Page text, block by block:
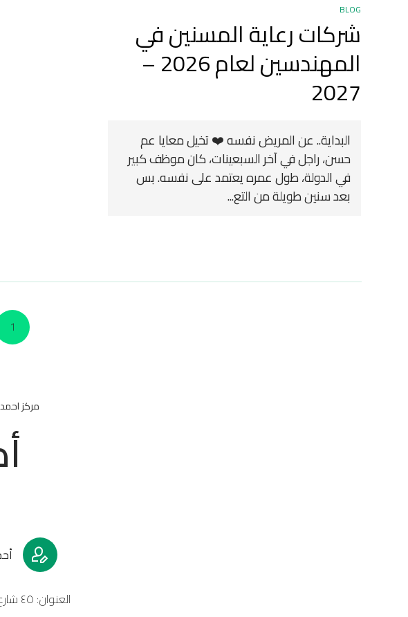
BLOG
شركات رعاية المسنين في
المهندسين لعام 2026 –
2027
البداية.. عن المريض نفسه ❤️ تخيل معايا عم
حسن، راجل في آخر السبعينات، كان موظف كبير
في الدولة، طول عمره يعتمد على نفسه. بس
بعد سنين طويلة من التع...
1
مركز
العنوان: ٤٥ شارع قمبيز – الدقي – امام بوابة ١٠ نادي الصيد